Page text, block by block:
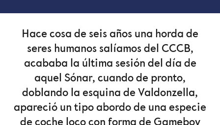
Hace cosa de seis años una horda de
seres humanos salíamos del CCCB,
acababa la última sesión del día de
aquel Sónar, cuando de pronto,
doblando la esquina de Valdonzella,
apareció un tipo abordo de una especie